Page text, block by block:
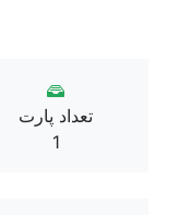
تعداد پارت
1